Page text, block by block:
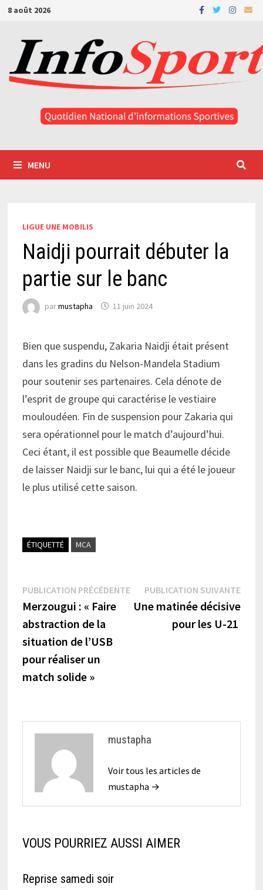
Passer
contenu
8 août 2026
MENU
LIGUE UNE MOBILIS
Naidji pourrait débuter la
partie sur le banc
parmustapha 11 juin 2024
Bien que suspendu, Zakaria Naidji était présent
dans les gradins du Nelson-Mandela Stadium
pour soutenir ses partenaires. Cela dénote de
l’esprit de groupe qui caractérise le vestiaire
mouloudéen. Fin de suspension pour Zakaria qui
sera opérationnel pour le match d’aujourd’hui.
Ceci étant, il est possible que Beaumelle décide
de laisser Naidji sur le banc, lui qui a été le joueur
le plus utilisé cette saison.
ÉTIQUETTÉ MCA
Navigation
de
l’article
PUBLICATION PRÉCÉDENTEPublication
précédente :
Merzougui : « Faire
abstraction de la
situation de l’USB
pour réaliser un
match solide »
PUBLICATION SUIVANTE
Une matinée décisive
pour les U-21
mustapha
Voir tous les articles de
mustapha →
VOUS POURRIEZ AUSSI AIMER
Reprise samedi soir